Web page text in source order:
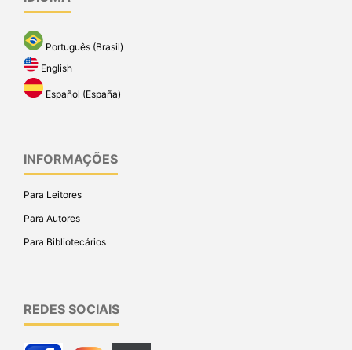
Português (Brasil)
English
Español (España)
INFORMAÇÕES
Para Leitores
Para Autores
Para Bibliotecários
REDES SOCIAIS